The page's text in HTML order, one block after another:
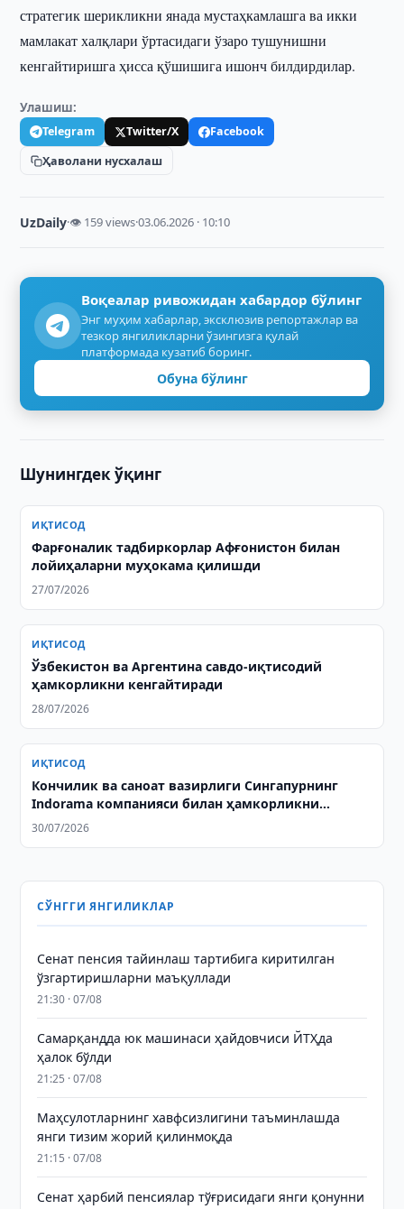
стратегик шерикликни янада мустаҳкамлашга ва икки
мамлакат халқлари ўртасидаги ўзаро тушунишни
кенгайтиришга ҳисса қўшишига ишонч билдирдилар.
Улашиш:
Telegram Twitter/X
Facebook
Ҳаволани нусхалаш
UzDaily·👁 159 views·03.06.2026 · 10:10
Воқеалар ривожидан хабардор бўлинг
Энг муҳим хабарлар, эксклюзив репортажлар ва
тезкор янгиликларни ўзингизга қулай
платформада кузатиб боринг.
Обуна бўлинг
Шунингдек ўқинг
ИҚТИСОД
Фарғоналик тадбиркорлар Афғонистон билан
лойиҳаларни муҳокама қилишди
27/07/2026
ИҚТИСОД
Ўзбекистон ва Аргентина савдо-иқтисодий
ҳамкорликни кенгайтиради
28/07/2026
ИҚТИСОД
Кончилик ва саноат вазирлиги Cингапурнинг
Indorama компанияси билан ҳамкорликни
муҳокама қилди
30/07/2026
СЎНГГИ ЯНГИЛИКЛАР
Сенат пенсия тайинлаш тартибига киритилган
ўзгартиришларни маъқуллади
21:30 · 07/08
Самарқандда юк машинаси ҳайдовчиси ЙТҲда
ҳалок бўлди
21:25 · 07/08
Маҳсулотларнинг хавфсизлигини таъминлашда
янги тизим жорий қилинмоқда
21:15 · 07/08
Сенат ҳарбий пенсиялар тўғрисидаги янги қонунни